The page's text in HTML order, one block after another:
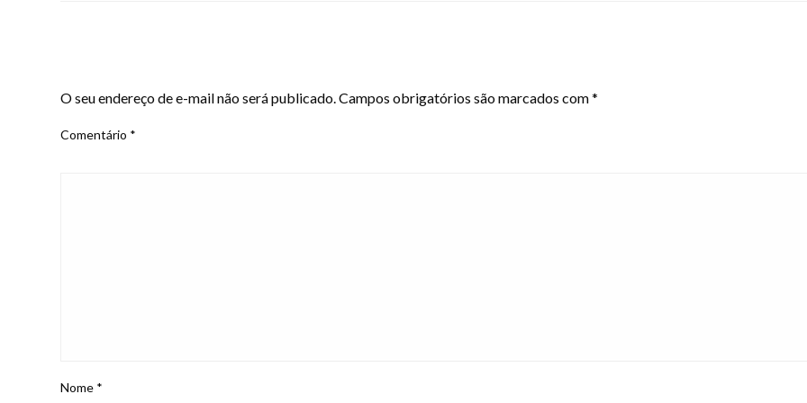
O seu endereço de e-mail não será publicado.Campos obrigatórios são marcados com*
Comentário *
Nome *